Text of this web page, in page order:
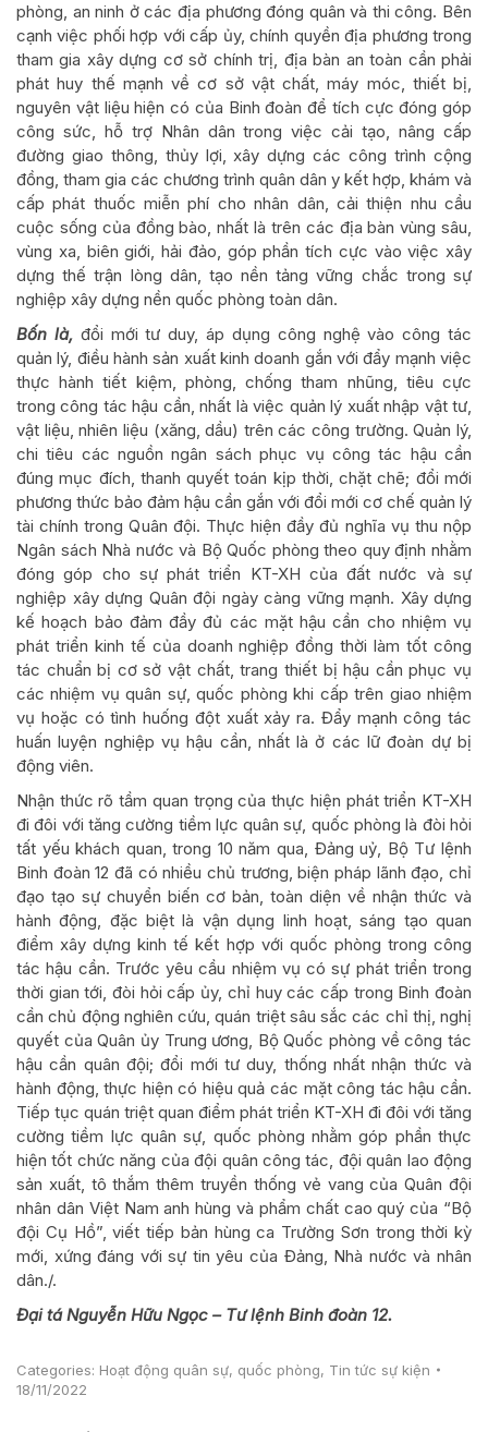
phòng, an ninh ở các địa phương đóng quân và thi công. Bên
cạnh việc phối hợp với cấp ủy, chính quyền địa phương trong
tham gia xây dựng cơ sở chính trị, địa bàn an toàn cần phải
phát huy thế mạnh về cơ sở vật chất, máy móc, thiết bị,
nguyên vật liệu hiện có của Binh đoàn để tích cực đóng góp
công sức, hỗ trợ Nhân dân trong việc cải tạo, nâng cấp
đường giao thông, thủy lợi, xây dựng các công trình cộng
đồng, tham gia các chương trình quân dân y kết hợp, khám và
cấp phát thuốc miễn phí cho nhân dân, cải thiện nhu cầu
cuộc sống của đồng bào, nhất là trên các địa bàn vùng sâu,
vùng xa, biên giới, hải đảo, góp phần tích cực vào việc xây
dựng thế trận lòng dân, tạo nền tảng vững chắc trong sự
nghiệp xây dựng nền quốc phòng toàn dân.
Bốn là, đổi mới tư duy, áp dụng công nghệ vào công tác
quản lý, điều hành sản xuất kinh doanh gắn với đẩy mạnh việc
thực hành tiết kiệm, phòng, chống tham nhũng, tiêu cực
trong công tác hậu cần, nhất là việc quản lý xuất nhập vật tư,
vật liệu, nhiên liệu (xăng, dầu) trên các công trường. Quản lý,
chi tiêu các nguồn ngân sách phục vụ công tác hậu cần
đúng mục đích, thanh quyết toán kịp thời, chặt chẽ; đổi mới
phương thức bảo đảm hậu cần gắn với đổi mới cơ chế quản lý
tài chính trong Quân đội. Thực hiện đầy đủ nghĩa vụ thu nộp
Ngân sách Nhà nước và Bộ Quốc phòng theo quy định nhằm
đóng góp cho sự phát triển KT-XH của đất nước và sự
nghiệp xây dựng Quân đội ngày càng vững mạnh. Xây dựng
kế hoạch bảo đảm đầy đủ các mặt hậu cần cho nhiệm vụ
phát triển kinh tế của doanh nghiệp đồng thời làm tốt công
tác chuẩn bị cơ sở vật chất, trang thiết bị hậu cần phục vụ
các nhiệm vụ quân sự, quốc phòng khi cấp trên giao nhiệm
vụ hoặc có tình huống đột xuất xảy ra. Đẩy mạnh công tác
huấn luyện nghiệp vụ hậu cần, nhất là ở các lữ đoàn dự bị
động viên.
Nhận thức rõ tầm quan trọng của thực hiện phát triển KT-XH
đi đôi với tăng cường tiềm lực quân sự, quốc phòng là đòi hỏi
tất yếu khách quan, trong 10 năm qua, Đảng uỷ, Bộ Tư lệnh
Binh đoàn 12 đã có nhiều chủ trương, biện pháp lãnh đạo, chỉ
đạo tạo sự chuyển biến cơ bản, toàn diện về nhận thức và
hành động, đặc biệt là vận dụng linh hoạt, sáng tạo quan
điểm xây dựng kinh tế kết hợp với quốc phòng trong công
tác hậu cần. Trước yêu cầu nhiệm vụ có sự phát triển trong
thời gian tới, đòi hỏi cấp ủy, chỉ huy các cấp trong Binh đoàn
cần chủ động nghiên cứu, quán triệt sâu sắc các chỉ thị, nghị
quyết của Quân ủy Trung ương, Bộ Quốc phòng về công tác
hậu cần quân đội; đổi mới tư duy, thống nhất nhận thức và
hành động, thực hiện có hiệu quả các mặt công tác hậu cần.
Tiếp tục quán triệt quan điểm phát triển KT-XH đi đôi với tăng
cường tiềm lực quân sự, quốc phòng nhằm góp phần thực
hiện tốt chức năng của đội quân công tác, đội quân lao động
sản xuất, tô thắm thêm truyền thống vẻ vang của Quân đội
nhân dân Việt Nam anh hùng và phẩm chất cao quý của “Bộ
đội Cụ Hồ”, viết tiếp bản hùng ca Trường Sơn trong thời kỳ
mới, xứng đáng với sự tin yêu của Đảng, Nhà nước và nhân
dân./.
Đại tá Nguyễn Hữu Ngọc – Tư lệnh Binh đoàn 12.
Categories: Hoạt động quân sự, quốc phòng, Tin tức sự kiện
18/11/2022